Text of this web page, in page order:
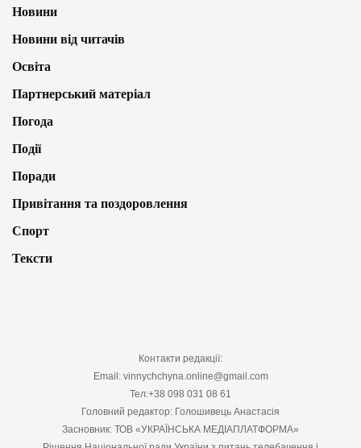
Новини
Новини від читачів
Освіта
Партнерський матеріал
Погода
Події
Поради
Привітання та поздоровлення
Спорт
Тексти
Контакти редакції:
Email: vinnychchyna.online@gmail.com
Тел:+38 098 031 08 61
Головний редактор: Голошивець Анастасія
Засновник: ТОВ «УКРАЇНСЬКА МЕДІАПЛАТФОРМА»